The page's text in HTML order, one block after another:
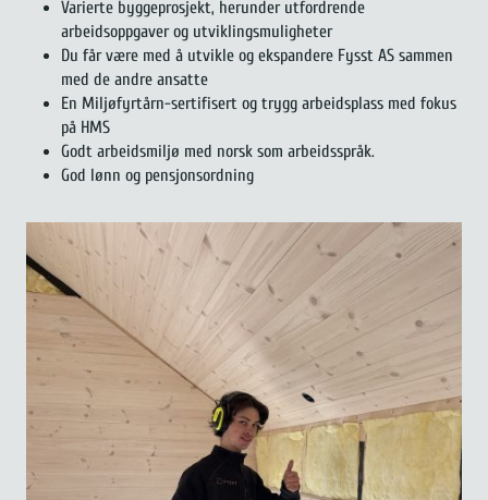
Varierte byggeprosjekt, herunder utfordrende
arbeidsoppgaver og utviklingsmuligheter
Du får være med å utvikle og ekspandere Fysst AS sammen
med de andre ansatte
En Miljøfyrtårn-sertifisert og trygg arbeidsplass med fokus
på HMS
Godt arbeidsmiljø med norsk som arbeidsspråk.
God lønn og pensjonsordning